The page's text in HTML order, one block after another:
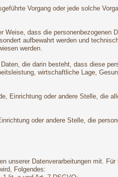
Vorgang oder jede solche
Weise, dass die
aufbewahrt werden und
werden.
die darin besteht, dass diese
wirtschaftliche Lage,
Einrichtung oder andere Stelle, die
oder andere Stelle, die
unserer Datenverarbeitungen mit.
Folgendes: